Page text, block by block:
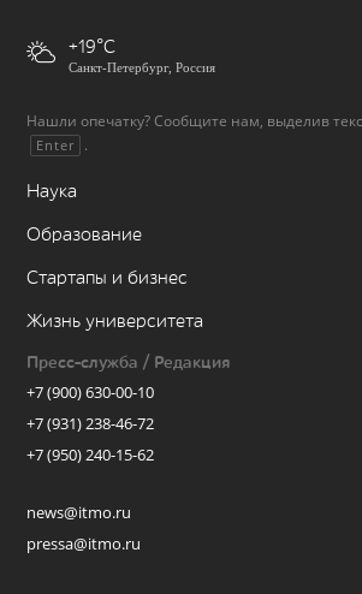
+19
Санкт-Петербург, Россия
Нашли опечатку? Сообщите нам, выделив
Enter .
Наука
Образование
Стартапы и бизнес
Жизнь университета
Пресс-служба / Редакция
+7 (900) 630-00-10
+7 (931) 238-46-72
+7 (950) 240-15-62
news@itmo.ru
pressa@itmo.ru